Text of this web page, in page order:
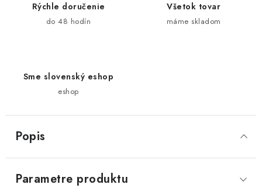
Rýchle doručenie
do 48 hodín
Všetok tovar
máme skladom
Sme slovenský eshop
eshop
Popis
Parametre produktu